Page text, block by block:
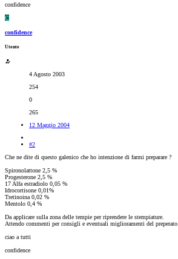
confidence
C
confidence
Utente
4 Agosto 2003
254
0
265
12 Maggio 2004
#2
Che ne dite di questo galenico che ho intenzione di farmi preparare ?
Spironolattone 2,5 %
Progesterone 2,5 %
17 Alfa estradiolo 0,05 %
Idrocortisone 0,01%
Tretinoina 0,02 %
Mentolo 0,4 %
Da applicare sulla zona delle tempie per riprendere le stempiature.
Attendo commenti per consigli e eventuali miglioramenti del preperato.
ciao a tutti
confidence